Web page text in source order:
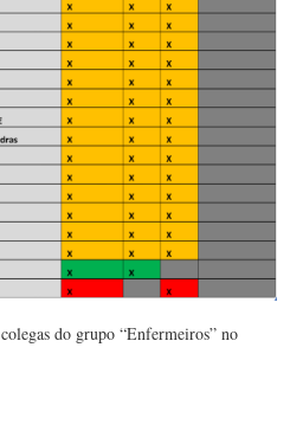
do grupo “Enfermeiros” no